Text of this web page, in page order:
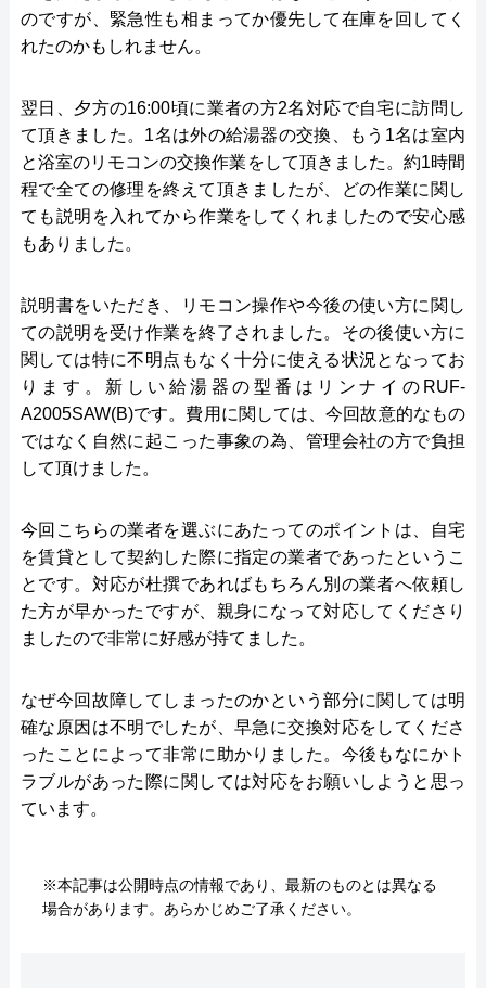
のですが、緊急性も相まってか優先して在庫を回してく
れたのかもしれません。
翌日、夕方の16:00頃に業者の方2名対応で自宅に訪問し
て頂きました。1名は外の給湯器の交換、もう1名は室内
と浴室のリモコンの交換作業をして頂きました。約1時間
程で全ての修理を終えて頂きましたが、どの作業に関し
ても説明を入れてから作業をしてくれましたので安心感
もありました。
説明書をいただき、リモコン操作や今後の使い方に関し
ての説明を受け作業を終了されました。その後使い方に
関しては特に不明点もなく十分に使える状況となってお
ります。新しい給湯器の型番はリンナイのRUF-
A2005SAW(B)です。費用に関しては、今回故意的なもの
ではなく自然に起こった事象の為、管理会社の方で負担
して頂けました。
今回こちらの業者を選ぶにあたってのポイントは、自宅
を賃貸として契約した際に指定の業者であったというこ
とです。対応が杜撰であればもちろん別の業者へ依頼し
た方が早かったですが、親身になって対応してくださり
ましたので非常に好感が持てました。
なぜ今回故障してしまったのかという部分に関しては明
確な原因は不明でしたが、早急に交換対応をしてくださ
ったことによって非常に助かりました。今後もなにかト
ラブルがあった際に関しては対応をお願いしようと思っ
ています。
※本記事は公開時点の情報であり、最新のものとは異なる
場合があります。あらかじめご了承ください。